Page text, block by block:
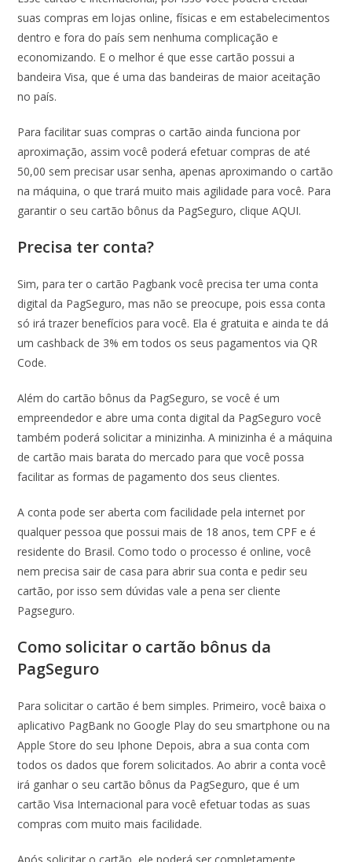
suas compras em lojas online, físicas e em estabelecimentos
dentro e fora do país sem nenhuma complicação e
economizando. E o melhor é que esse cartão possui a
bandeira Visa, que é uma das bandeiras de maior aceitação
no país.
Para facilitar suas compras o cartão ainda funciona por
aproximação, assim você poderá efetuar compras de até
50,00 sem precisar usar senha, apenas aproximando o cartão
na máquina, o que trará muito mais agilidade para você. Para
garantir o seu cartão bônus da PagSeguro, clique AQUI.
Precisa ter conta?
Sim, para ter o cartão Pagbank você precisa ter uma conta
digital da PagSeguro, mas não se preocupe, pois essa conta
só irá trazer benefícios para você. Ela é gratuita e ainda te dá
um cashback de 3% em todos os seus pagamentos via QR
Code.
Além do cartão bônus da PagSeguro, se você é um
empreendedor e abre uma conta digital da PagSeguro você
também poderá solicitar a minizinha. A minizinha é a máquina
de cartão mais barata do mercado para que você possa
facilitar as formas de pagamento dos seus clientes.
A conta pode ser aberta com facilidade pela internet por
qualquer pessoa que possui mais de 18 anos, tem CPF e é
residente do Brasil. Como todo o processo é online, você
nem precisa sair de casa para abrir sua conta e pedir seu
cartão, por isso sem dúvidas vale a pena ser cliente
Pagseguro.
Como solicitar o cartão bônus da
PagSeguro
Para solicitar o cartão é bem simples. Primeiro, você baixa o
aplicativo PagBank no Google Play do seu smartphone ou na
Apple Store do seu Iphone Depois, abra a sua conta com
todos os dados que forem solicitados. Ao abrir a conta você
irá ganhar o seu cartão bônus da PagSeguro, que é um
cartão Visa Internacional para você efetuar todas as suas
compras com muito mais facilidade.